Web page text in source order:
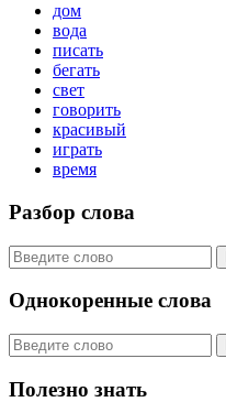
дом
вода
писать
бегать
свет
говорить
красивый
играть
время
Разбор слова
Однокоренные слова
Полезно знать